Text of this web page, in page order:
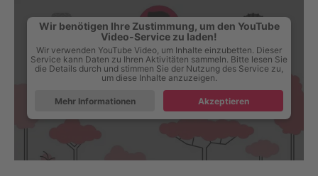
Wir benötigen Ihre Zustimmung, um den YouTube
Video-Service zu laden!
Wir verwenden YouTube Video, um Inhalte einzubetten. Dieser
Service kann Daten zu Ihren Aktivitäten sammeln. Bitte lesen Sie
die Details durch und stimmen Sie der Nutzung des Service zu,
um diese Inhalte anzuzeigen.
Mehr Informationen Akzeptieren